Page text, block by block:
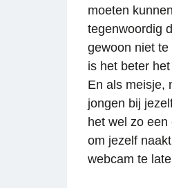
moeten
tegenwoordig
gewoon niet
is het beter
En als meisje,
jongen bij
het wel zo
om jezelf
webcam te